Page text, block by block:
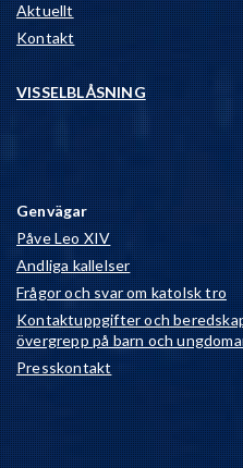
Aktuellt
Kontakt
VISSELBLÅSNING
Genvägar
Påve Leo XIV
Andliga kallelser
Frågor och svar om katolsk tro
Kontaktuppgifter och
övergrepp på barn och
Presskontakt